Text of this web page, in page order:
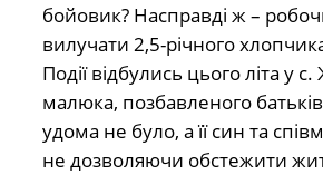
бойовик? Насправді ж –
вилучати 2,5-річного
Події відбулись цього літа
малюка, позбавленого
удома не було, а її син та
не дозволяючи обстежити